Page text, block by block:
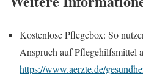
Kostenlose Pflegebox: So
Anspruch auf Pflegehilfsmittel
https://www.aerzte.de/